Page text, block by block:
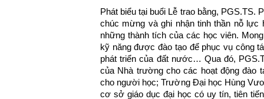
Phát biểu tại buổi Lễ trao bằng,
chúc mừng và ghi nhận tinh thần nỗ
những thành tích của các học viên.
kỹ năng được đào tạo để phục vụ công
phát triển của đất nước… Qua đó,
của Nhà trường cho các hoạt động đào
cho người học; Trường Đại học Hùng
cơ sở giáo dục đại học có uy tín, tiên